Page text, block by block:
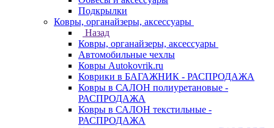
Подкрылки
Ковры, органайзеры, аксессуары
Назад
Ковры, органайзеры, аксессуары
Автомобильные чехлы
Ковры Autokovrik.ru
Коврики в БАГАЖНИК - РАСПРОДАЖА
Ковры в САЛОН полиуретановые -
РАСПРОДАЖА
Ковры в САЛОН текстильные -
РАСПРОДАЖА